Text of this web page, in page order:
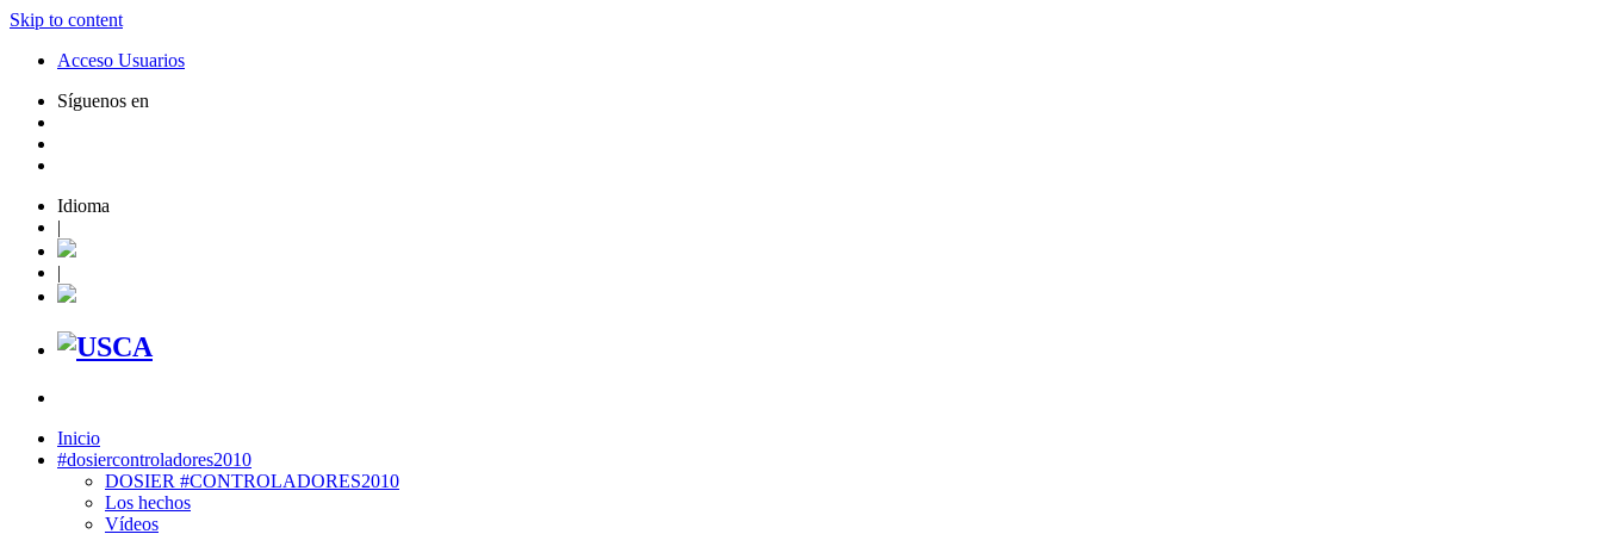
Skip to content
Acceso Usuarios
Síguenos en
Idioma
|
|
Inicio
#dosiercontroladores2010
DOSIER #CONTROLADORES2010
Los hechos
Vídeos